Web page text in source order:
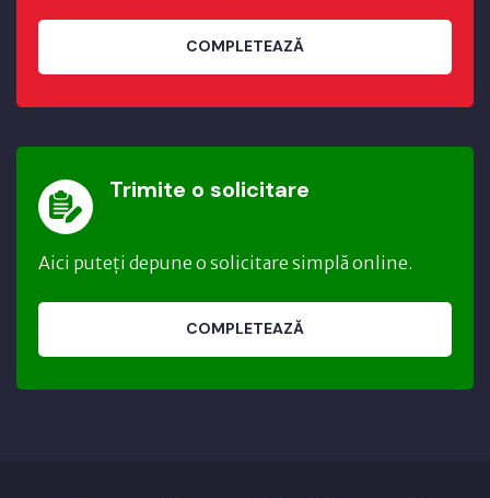
COMPLETEAZĂ
Trimite o solicitare
Aici puteți depune o solicitare simplă online.
COMPLETEAZĂ